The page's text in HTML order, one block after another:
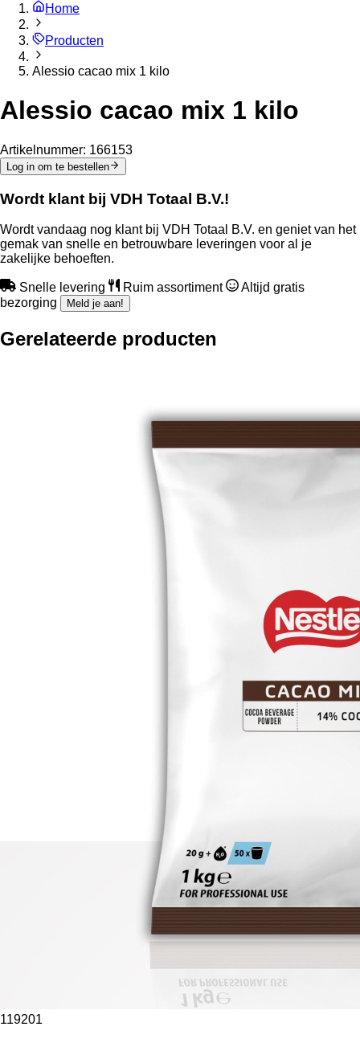
Home
Producten
Alessio cacao mix 1 kilo
Alessio cacao mix 1 kilo
Artikelnummer: 166153
Log in om te bestellen
Wordt klant bij VDH Totaal B.V.!
Wordt vandaag nog klant bij VDH Totaal B.V. en geniet van het
gemak van snelle en betrouwbare leveringen voor al je
zakelijke behoeften.
Snelle levering Ruim assortiment
Altijd gratis
bezorging
Meld je aan!
Gerelateerde producten
119201